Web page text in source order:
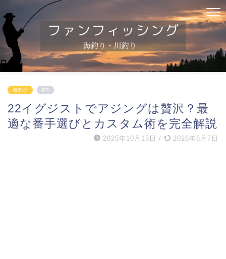
海釣り PR
22イグジストでアジングは贅沢？最
適な番手選びとカスタム術を完全解説
2025年10月15日 / 2026年6月7日